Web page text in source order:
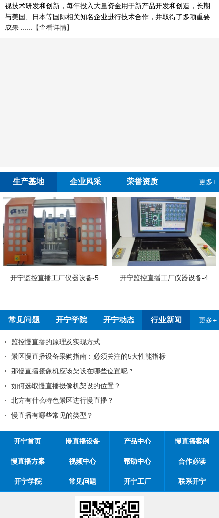
视技术研发和创新，每年投入大量资金用于新产品开发和创造，长期
与美国、日本等国际相关知名企业进行技术合作，并取得了多项重要
成果 ......
【查看详情】
生产基地 企业风采 荣誉资质 更多+
工厂仪器设备-5 开宁监控直播工厂仪器设备-4 开宁慢直
常见问题 开宁学院 开宁动态 行业新闻 更多+
察深圳开宁厂家
动节放假通知
置对观看体验有影响吗
一封信
景区慢直播设备采
开宁首页 慢直播设备 产品中心 慢直播案例
慢直播方案 视频中心 帮助中心 合作必读
开宁学院 常见问题 开宁工厂 联系开宁